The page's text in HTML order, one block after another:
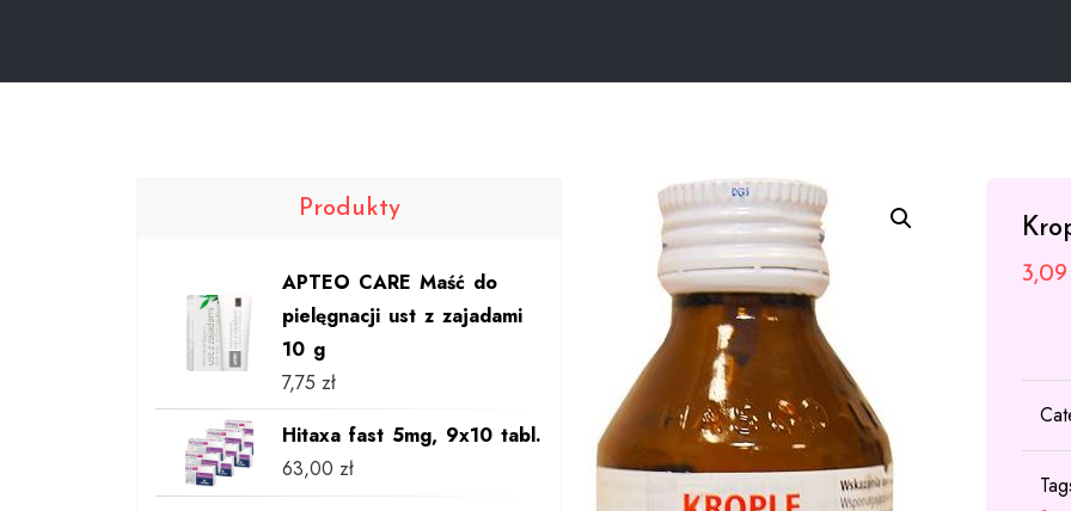
Produkty
APTEO CARE Maść do
pielęgnacji ust z zajadami
10 g
7,75 zł
Hitaxa fast 5mg, 9x10 tabl.
63,00 zł